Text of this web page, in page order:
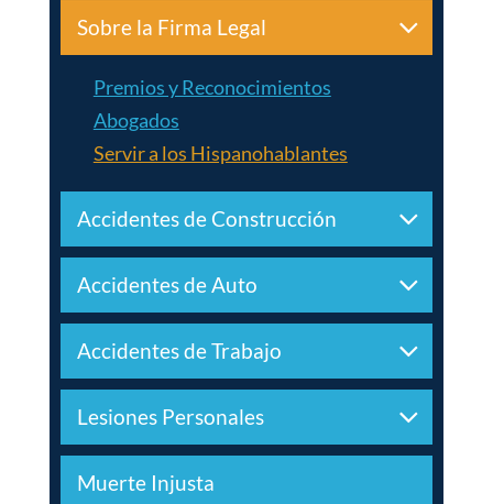
Sobre la Firma Legal
Premios y Reconocimientos
Abogados
Servir a los Hispanohablantes
Accidentes de Construcción
Accidentes de Auto
Accidentes de Trabajo
Lesiones Personales
Muerte Injusta